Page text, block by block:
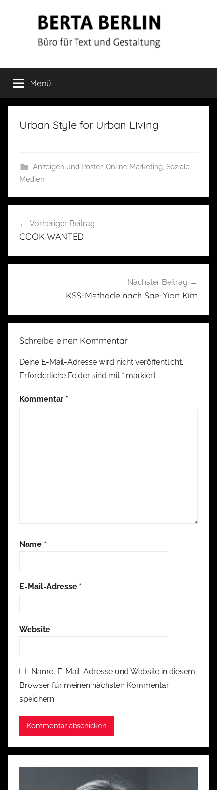
Berta
Berlin
Text
und
Gestaltung
Menü
Urban Style for Urban Living
Anzeigen und Poster, Online Marketing, Soziale
Medien
Vorheriger Beitrag
COOK WANTED
Nächster Beitrag
KSS-Methode nach Sae-Yion Kim
Schreibe einen Kommentar
Deine E-Mail-Adresse wird nicht veröffentlicht.
Erforderliche Felder sind mit * markiert
Kommentar *
Name *
E-Mail-Adresse *
Website
Name, E-Mail-Adresse und Website in diesem
Browser für meinen nächsten Kommentar
speichern.